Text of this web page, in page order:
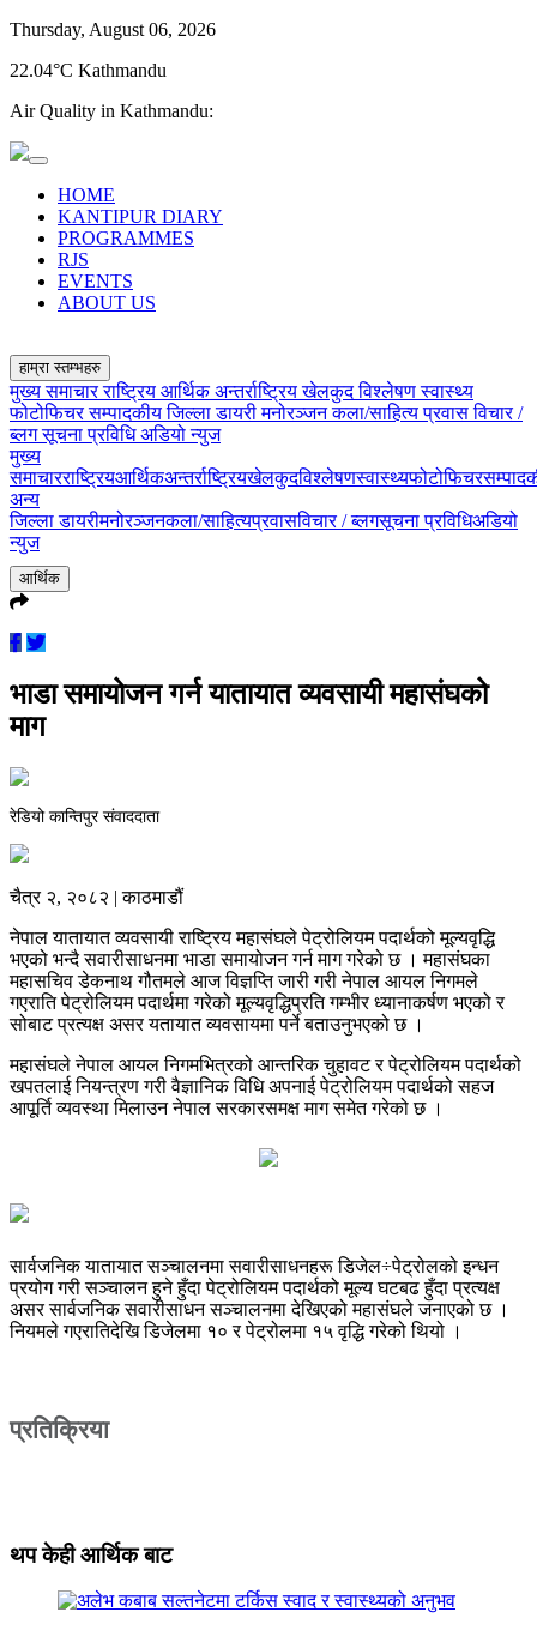
Thursday, August 06, 2026
22.04°C Kathmandu
Air Quality in Kathmandu:
HOME
KANTIPUR DIARY
PROGRAMMES
RJS
EVENTS
ABOUT US
हाम्रा स्तम्भहरु
मुख्य समाचारराष्ट्रिय आर्थिकअन्तर्राष्ट्रियखेलकुदविश्लेषणस्वास्थ्य
फोटोफिचरसम्पादकीयजिल्ला डायरीमनोरञ्जनकला/साहित्यप्रवासविचार /
ब्लगसूचना प्रविधिअडियो न्युज
मुख्य
समाचारराष्ट्रियआर्थिकअन्तर्राष्ट्रियखेलकुदविश्लेषणस्वास्थ्यफोटोफिचर
अन्य
जिल्ला डायरीमनोरञ्जनकला/साहित्यप्रवासविचार / ब्लगसूचना प्रविधिअडियो
न्युज
आर्थिक
भाडा समायोजन गर्न यातायात व्यवसायी महासंघको
माग
रेडियो कान्तिपुर संवाददाता
चैत्र २, २०८२ | काठमाडौं
नेपाल यातायात व्यवसायी राष्ट्रिय महासंघले पेट्रोलियम पदार्थको मूल्यवृद्धि
भएको भन्दै सवारीसाधनमा भाडा समायोजन गर्न माग गरेको छ । महासंघका
महासचिव डेकनाथ गौतमले आज विज्ञप्ति जारी गरी नेपाल आयल निगमले
गएराति पेट्रोलियम पदार्थमा गरेको मूल्यवृद्धिप्रति गम्भीर ध्यानाकर्षण भएको र
सोबाट प्रत्यक्ष असर यतायात व्यवसायमा पर्ने बताउनुभएको छ ।
महासंघले नेपाल आयल निगमभित्रको आन्तरिक चुहावट र पेट्रोलियम पदार्थको
खपतलाई नियन्त्रण गरी वैज्ञानिक विधि अपनाई पेट्रोलियम पदार्थको सहज
आपूर्ति व्यवस्था मिलाउन नेपाल सरकारसमक्ष माग समेत गरेको छ ।
सार्वजनिक यातायात सञ्चालनमा सवारीसाधनहरू डिजेल÷पेट्रोलको इन्धन
प्रयोग गरी सञ्चालन हुने हुँदा पेट्रोलियम पदार्थको मूल्य घटबढ हुँदा प्रत्यक्ष
असर सार्वजनिक सवारीसाधन सञ्चालनमा देखिएको महासंघले जनाएको छ ।
नियमले गएरातिदेखि डिजेलमा १० र पेट्रोलमा १५ वृद्धि गरेको थियो ।
प्रतिक्रिया
थप केही आर्थिक बाट